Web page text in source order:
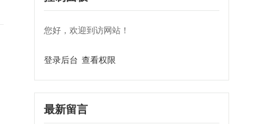
您好，欢迎到访网站！
登录后台 查看权限
最新留言